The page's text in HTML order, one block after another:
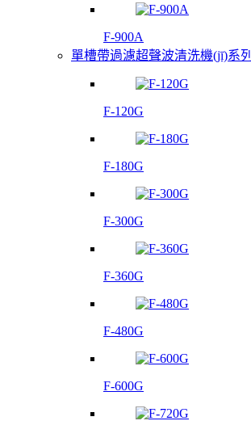
F-900A
單槽帶過濾超聲波清洗機(jī)系列
F-120G
F-180G
F-300G
F-360G
F-480G
F-600G